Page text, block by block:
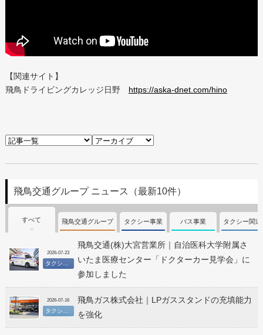
【関連サイト】
飛鳥ドライビングカレッジ日野 https://aska-dnet.com/hino
飛鳥交通グループ ニュース（最新10件）
すべて 飛鳥交通グループ タクシー事業 バス事業 タクシー関
2026-07-23
飛鳥交通(株)大宮営業所｜自治医科大学附属さ
いたま医療センター「ドクターカー見学会」に
参加しました
2026-07-16
飛鳥ガス株式会社｜LPガススタンドの充填能力
を強化